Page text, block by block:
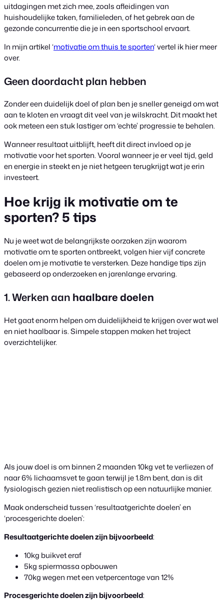
uitdagingen met zich mee, zoals afleidingen van
huishoudelijke taken, familieleden, of het gebrek aan de
gezonde concurrentie die je in een sportschool ervaart.
In mijn artikel ‘motivatie om thuis te sporten‘ vertel ik hier meer
over.
Geen doordacht plan hebben
Zonder een duidelijk doel of plan ben je sneller geneigd om wat
aan te kloten en vraagt dit veel van je wilskracht. Dit maakt het
ook meteen een stuk lastiger om ‘echte’ progressie te behalen.
Wanneer resultaat uitblijft, heeft dit direct invloed op je
motivatie voor het sporten. Vooral wanneer je er veel tijd, geld
en energie in steekt en je niet hetgeen terugkrijgt wat je erin
investeert.
Hoe krijg ik motivatie om te
sporten? 5 tips
Nu je weet wat de belangrijkste oorzaken zijn waarom
motivatie om te sporten ontbreekt, volgen hier vijf concrete
doelen om je motivatie te versterken. Deze handige tips zijn
gebaseerd op onderzoeken en jarenlange ervaring.
1. Werken aan haalbare doelen
Het gaat enorm helpen om duidelijkheid te krijgen over wat wel
en niet haalbaar is. Simpele stappen maken het traject
overzichtelijker.
Als jouw doel is om binnen 2 maanden 10kg vet te verliezen of
naar 6% lichaamsvet te gaan terwijl je 1.8m bent, dan is dit
fysiologisch gezien niet realistisch op een natuurlijke manier.
Maak onderscheid tussen ‘resultaatgerichte doelen’ en
‘procesgerichte doelen’:
Resultaatgerichte doelenzijn bijvoorbeeld:
10kg buikvet eraf
5kg spiermassa opbouwen
70kg wegen met een vetpercentage van 12%
Procesgerichte doelenzijn bijvoorbeeld: